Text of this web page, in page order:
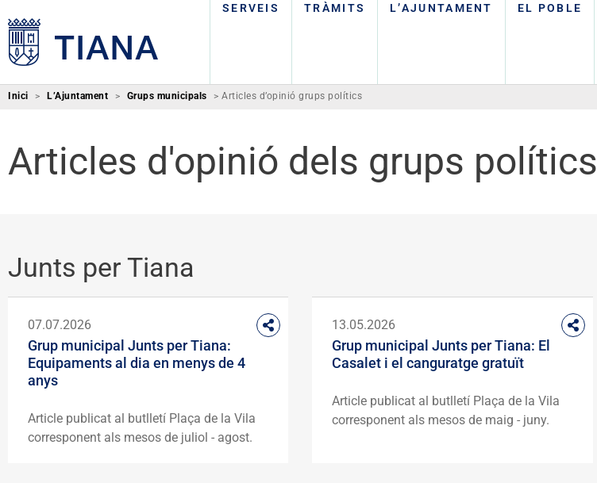
SERVEIS TRÀMITS L’AJUNTAMENT EL POBLE
Inici > L’Ajuntament > Grups municipals > Articles d’opinió grups polítics
Articles d'opinió dels grups polítics
Junts per Tiana
07.07.2026
Grup municipal Junts per Tiana:
Equipaments al dia en menys de 4
anys
Article publicat al butlletí Plaça de la Vila
corresponent als mesos de juliol - agost.
13.05.2026
Grup municipal Junts per Tiana: El
Casalet i el canguratge gratuït
Article publicat al butlletí Plaça de la Vila
corresponent als mesos de maig - juny.